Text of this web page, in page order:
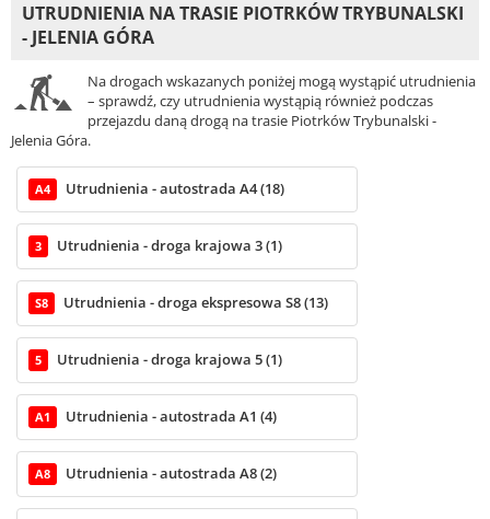
UTRUDNIENIA NA TRASIE PIOTRKÓW TRYBUNALSKI
- JELENIA GÓRA
Na drogach wskazanych poniżej mogą wystąpić utrudnienia
– sprawdź, czy utrudnienia wystąpią również podczas
przejazdu daną drogą na trasie Piotrków Trybunalski -
Jelenia Góra.
A4 Utrudnienia - autostrada A4 (18)
3 Utrudnienia - droga krajowa 3 (1)
S8 Utrudnienia - droga ekspresowa S8 (13)
5 Utrudnienia - droga krajowa 5 (1)
A1 Utrudnienia - autostrada A1 (4)
A8 Utrudnienia - autostrada A8 (2)